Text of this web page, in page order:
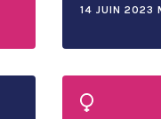
14 JUIN 2023